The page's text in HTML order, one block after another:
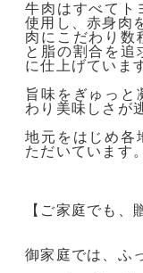
牛肉はすべてト
使用し、赤身肉
肉にこだわり数
と脂の割合を追
に仕上げていま
旨味をぎゅっと
わり美味しさが
地元をはじめ各
ただいています。
【ご家庭でも、
御家庭では、ふ